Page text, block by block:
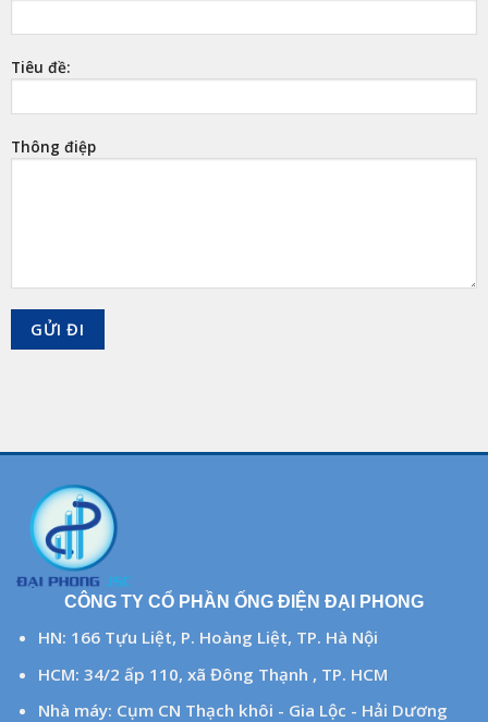
Tiêu đề:
Thông điệp
CÔNG TY CỔ PHẦN ỐNG ĐIỆN ĐẠI PHONG
HN: 166 Tựu Liệt, P. Hoàng Liệt, TP. Hà Nội
HCM: 34/2 ấp 110, xã Đông Thạnh , TP. HCM
Nhà máy: Cụm CN Thạch khôi - Gia Lộc - Hải Dương